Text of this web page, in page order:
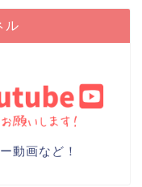
ル
動画など！